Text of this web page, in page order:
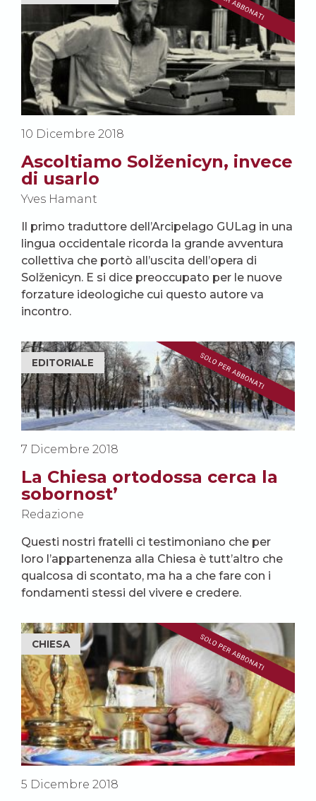
10 Dicembre 2018
Ascoltiamo Solženicyn, invece
di usarlo
Yves Hamant
Il primo traduttore dell’Arcipelago GULag in una
lingua occidentale ricorda la grande avventura
collettiva che portò all’uscita dell’opera di
Solženicyn. E si dice preoccupato per le nuove
forzature ideologiche cui questo autore va
incontro.
EDITORIALE
7 Dicembre 2018
La Chiesa ortodossa cerca la
sobornost’
Redazione
Questi nostri fratelli ci testimoniano che per
loro l’appartenenza alla Chiesa è tutt’altro che
qualcosa di scontato, ma ha a che fare con i
fondamenti stessi del vivere e credere.
CHIESA
5 Dicembre 2018